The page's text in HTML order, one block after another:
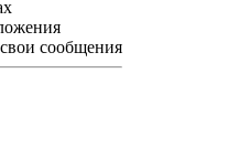
сообщения